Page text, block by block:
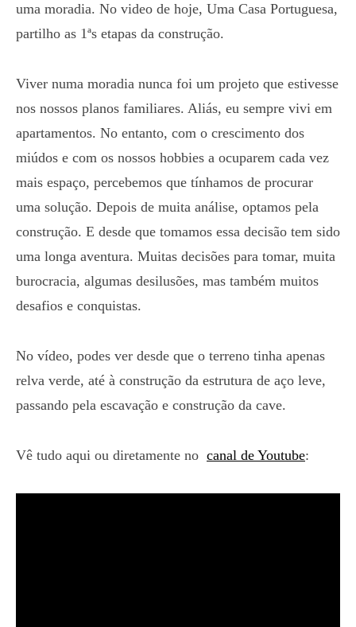
uma moradia. No video de hoje, Uma Casa Portuguesa,
partilho as 1ªs etapas da construção.
Viver numa moradia nunca foi um projeto que estivesse
nos nossos planos familiares. Aliás, eu sempre vivi em
apartamentos. No entanto, com o crescimento dos
miúdos e com os nossos hobbies a ocuparem cada vez
mais espaço, percebemos que tínhamos de procurar
uma solução. Depois de muita análise, optamos pela
construção. E desde que tomamos essa decisão tem sido
uma longa aventura. Muitas decisões para tomar, muita
burocracia, algumas desilusões, mas também muitos
desafios e conquistas.
No vídeo, podes ver desde que o terreno tinha apenas
relva verde, até à construção da estrutura de aço leve,
passando pela escavação e construção da cave.
Vê tudo aqui ou diretamente no canal de Youtube: